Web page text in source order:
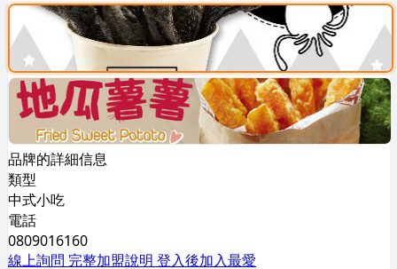
品牌的詳細信息
類型
中式小吃
電話
0809016160
線上詢問 完整加盟說明 登入後加入最愛